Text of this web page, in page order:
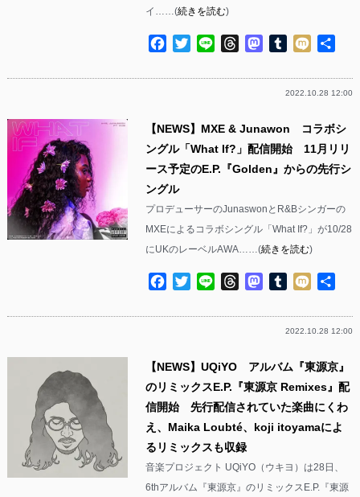
イ……(続きを読む)
Facebook
TwitterLine ThreadsMastodon
Tumblr
Mixi
2022.10.28 12:00
【NEWS】MXE & Junawon コラボシ
ングル「What If?」配信開始 11月リリ
ース予定のE.P.『Golden』からの先行シ
ングル
プロデューサーのJunaswonとR&Bシンガーの
MXEによるコラボシングル「What If?」が10/28
にUKのレーベルAWA……(続きを読む)
Facebook
TwitterLine ThreadsMastodon
Tumblr
Mixi
2022.10.28 12:00
【NEWS】UQiYO アルバム『東源京』
のリミックスE.P.『東源京 Remixes』配
信開始 先行配信されていた楽曲にくわ
え、Maika Loubté、koji itoyamaによ
るリミックスも収録
音楽プロジェクト UQiYO（ウキヨ）は28日、
6thアルバム『東源京』のリミックスE.P.『東源